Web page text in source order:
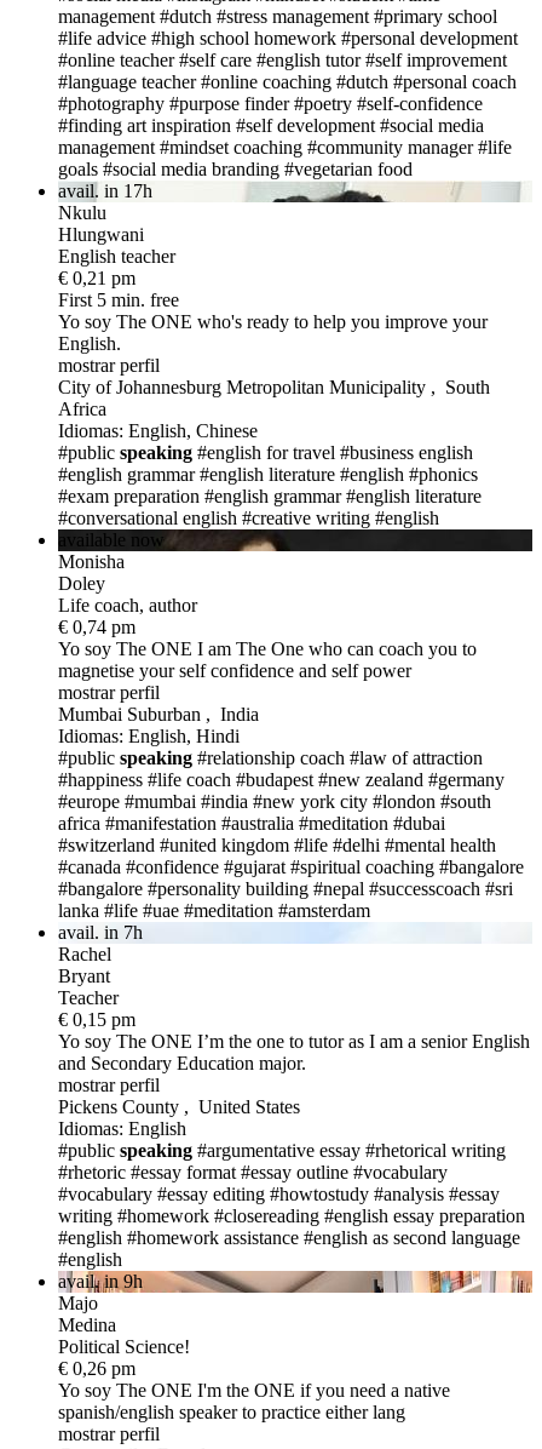
management #dutch #stress management #primary school
#life advice #high school homework #personal development
#online teacher #self care #english tutor #self improvement
#language teacher #online coaching #dutch #personal coach
#photography #purpose finder #poetry #self-confidence
#finding art inspiration #self development #social media
management #mindset coaching #community manager #life
goals #social media branding #vegetarian food
avail. in 17h
Nkulu
Hlungwani
English teacher
€ 0,21 pm
First 5 min. free
Yo soy The ONE who's ready to help you improve your
English.
mostrar perfil
City of Johannesburg Metropolitan Municipality , South
Africa
Idiomas: English, Chinese
#public speaking #english for travel #business english
#english grammar #english literature #english #phonics
#exam preparation #english grammar #english literature
#conversational english #creative writing #english
available now
Monisha
Doley
Life coach, author
€ 0,74 pm
Yo soy The ONE I am The One who can coach you to
magnetise your self confidence and self power
mostrar perfil
Mumbai Suburban , India
Idiomas: English, Hindi
#public speaking #relationship coach #law of attraction
#happiness #life coach #budapest #new zealand #germany
#europe #mumbai #india #new york city #london #south
africa #manifestation #australia #meditation #dubai
#switzerland #united kingdom #life #delhi #mental health
#canada #confidence #gujarat #spiritual coaching #bangalore
#bangalore #personality building #nepal #successcoach #sri
lanka #life #uae #meditation #amsterdam
avail. in 7h
Rachel
Bryant
Teacher
€ 0,15 pm
Yo soy The ONE I’m the one to tutor as I am a senior English
and Secondary Education major.
mostrar perfil
Pickens County , United States
Idiomas: English
#public speaking #argumentative essay #rhetorical writing
#rhetoric #essay format #essay outline #vocabulary
#vocabulary #essay editing #howtostudy #analysis #essay
writing #homework #closereading #english essay preparation
#english #homework assistance #english as second language
#english
avail. in 9h
Majo
Medina
Political Science!
€ 0,26 pm
Yo soy The ONE I'm the ONE if you need a native
spanish/english speaker to practice either lang
mostrar perfil